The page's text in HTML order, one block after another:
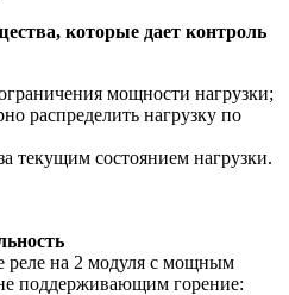
которые дает контроль
мощности нагрузки;
распределить нагрузку по
текущим состоянием нагрузки.
на 2 модуля с мощным
поддерживающим горение: